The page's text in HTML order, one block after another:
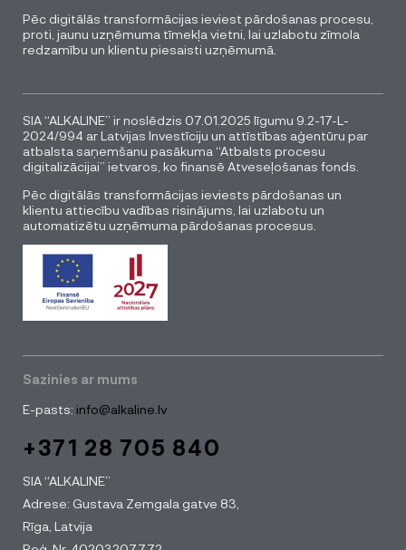
Pēc digitālās transformācijas ieviest pārdošanas procesu,
proti, jaunu uzņēmuma tīmekļa vietni, lai uzlabotu zīmola
redzamību un klientu piesaisti uzņēmumā.
SIA “ALKALINE” ir noslēdzis 07.01.2025 līgumu 9.2-17-L-
2024/994 ar Latvijas Investīciju un attīstības aģentūru par
atbalsta saņemšanu pasākuma “Atbalsts procesu
digitalizācijai” ietvaros, ko finansē Atveseļošanas fonds.
Pēc digitālās transformācijas ieviests pārdošanas un
klientu attiecību vadības risinājums, lai uzlabotu un
automatizētu uzņēmuma pārdošanas procesus.
Sazinies ar mums
E-pasts: info@alkaline.lv
+371 28 705 840
SIA “ALKALINE”
Adrese: Gustava Zemgala gatve 83,
Rīga, Latvija